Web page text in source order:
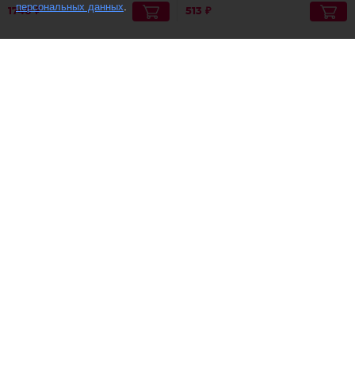
1740 ₽ 513 ₽
персональных данных